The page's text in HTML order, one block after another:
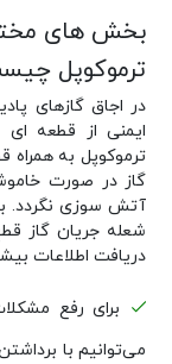
بخش های
ترموکوپل
در اجاق گازهای
ایمنی از قطعه ای
ترموکوپل به
گاز در صورت
آتش سوزی نگردد.
شعله جريان گاز
دریافت اطلاعات
برای رفع
می‌توانیم با